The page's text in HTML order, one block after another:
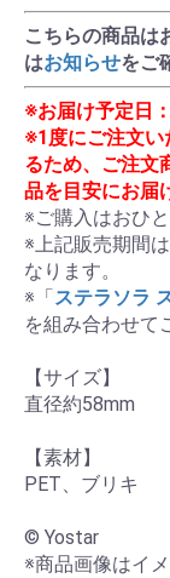
こちらの商品は
はお知らせをご
※お届け予定日
※1度にご注文い
るため、ご注文
品を目安にお届
※ご購入はおひ
※上記販売期間
なります。
※「ステラソラ
を組み合わせて
【サイズ】
直径約58mm
【素材】
PET、ブリキ
© Yostar
※商品画像はイ